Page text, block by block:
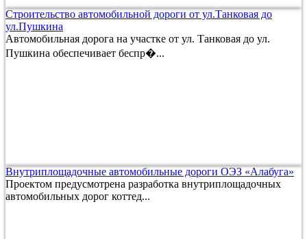
Строительство автомобильной дороги от ул.Танковая до
ул.Пушкина
Автомобильная дорога на участке от ул. Танковая до ул.
Пушкина обеспечивает беспр�...
Внутриплощадочные автомобильные дороги ОЭЗ «Алабуга»
Проектом предусмотрена разработка внутриплощадочных
автомобильных дорог коттед...